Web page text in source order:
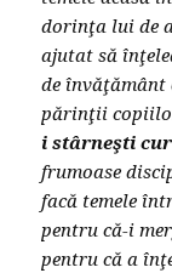
dorinţa lui de
ajutat să
de învăţământ
părinţii
i stârneşti
frumoase
facă temele
pentru că-i
pentru că a